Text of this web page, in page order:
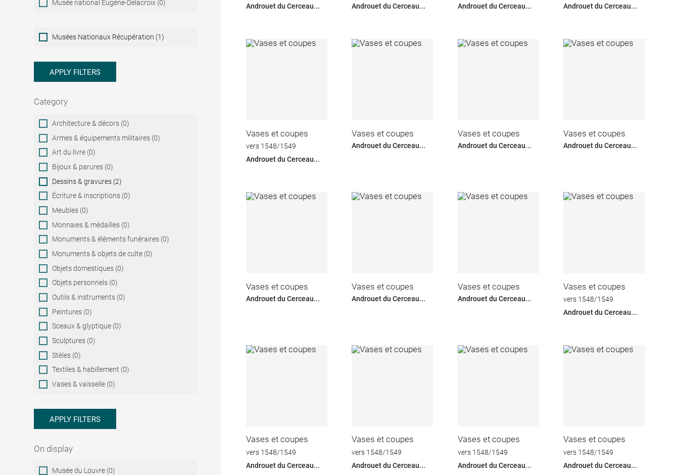
Musée national Eugène-Delacroix (0)
Musées
Nationaux
Musées Nationaux Récupération (1)
APPLY FILTERS
Category
Category
Architecture & décors (0)
Armes & équipements militaires (0)
Art du livre (0)
Bijoux & parures (0)
Dessins & gravures (2)
Écriture & inscriptions (0)
Meubles (0)
Monnaies & médailles (0)
Monuments & éléments funéraires (0)
Monuments & objets de culte (0)
Objets domestiques (0)
Objets personnels (0)
Outils & instruments (0)
Peintures (0)
Sceaux & glyptique (0)
Sculptures (0)
Stèles (0)
Textiles & habillement (0)
Vases & vaisselle (0)
APPLY FILTERS
On display
On
Musée du Louvre (0)
Androuet du Cerceau...
Androuet du Cerceau...
Androuet du Cerceau...
Androuet du Cerceau...
Vases et coupes
vers 1548/1549
Androuet du Cerceau...
Vases et coupes
Androuet du Cerceau...
Vases et coupes
Androuet du Cerceau...
Vases et coupes
Androuet du Cerceau...
Vases et coupes
Androuet du Cerceau...
Vases et coupes
Androuet du Cerceau...
Vases et coupes
Androuet du Cerceau...
Vases et coupes
vers 1548/1549
Androuet du Cerceau...
Vases et coupes
vers 1548/1549
Androuet du Cerceau...
Vases et coupes
vers 1548/1549
Androuet du Cerceau...
Vases et coupes
vers 1548/1549
Androuet du Cerceau...
Vases et coupes
vers 1548/1549
Androuet du Cerceau...